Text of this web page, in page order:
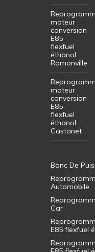
moteur
conversion
E85
flexfuel
éthanol
Ramonville
moteur
conversion
E85
flexfuel
éthanol
Castanet
Banc De
Automobile
Car
E85 flexfuel